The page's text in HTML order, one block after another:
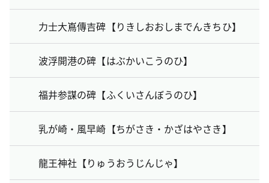
力士大嶌傳吉碑【りきしおおしまでんきちひ】
波浮開港の碑【はぶかいこうのひ】
福井参謀の碑【ふくいさんぼうのひ】
乳が崎・風早崎【ちがさき・かざはやさき】
龍王神社【りゅうおうじんじゃ】